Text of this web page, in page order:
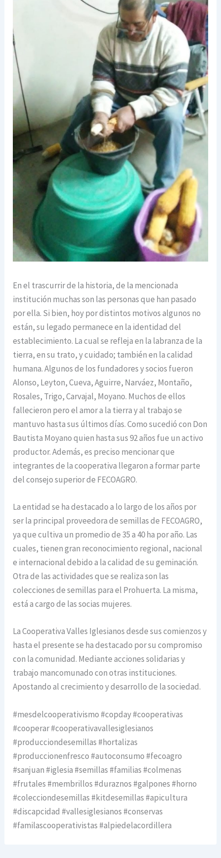
En el trascurrir de la historia, de la mencionada
institución muchas son las personas que han pasado
por ella. Si bien, hoy por distintos motivos algunos no
están, su legado permanece en la identidad del
establecimiento. La cual se refleja en la labranza de la
tierra, en su trato, y cuidado; también en la calidad
humana. Algunos de los fundadores y socios fueron
Alonso, Leyton, Cueva, Aguirre, Narváez, Montaño,
Rosales, Trigo, Carvajal, Moyano. Muchos de ellos
fallecieron pero el amor a la tierra y al trabajo se
mantuvo hasta sus últimos días. Como sucedió con Don
Bautista Moyano quien hasta sus 92 años fue un activo
productor. Además, es preciso mencionar que
integrantes de la cooperativa llegaron a formar parte
del consejo superior de FECOAGRO.
La entidad se ha destacado a lo largo de los años por
ser la principal proveedora de semillas de FECOAGRO,
ya que cultiva un promedio de 35 a 40 ha por año. Las
cuales, tienen gran reconocimiento regional, nacional
e internacional debido a la calidad de su geminación.
Otra de las actividades que se realiza son las
colecciones de semillas para el Prohuerta. La misma,
está a cargo de las socias mujeres.
La Cooperativa Valles Iglesianos desde sus comienzos y
hasta el presente se ha destacado por su compromiso
con la comunidad. Mediante acciones solidarias y
trabajo mancomunado con otras instituciones.
Apostando al crecimiento y desarrollo de la sociedad.
#mesdelcooperativismo #copday #cooperativas
#cooperar #cooperativavallesiglesianos
#producciondesemillas #hortalizas
#produccionenfresco #autoconsumo #fecoagro
#sanjuan #iglesia #semillas #familias #colmenas
#frutales #membrillos #duraznos #galpones #horno
#colecciondesemillas #kitdesemillas #apicultura
#discapcidad #vallesiglesianos #conservas
#familascooperativistas #alpiedelacordillera